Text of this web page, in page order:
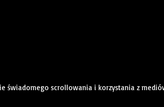
świadomego scrollowania i korzystania z